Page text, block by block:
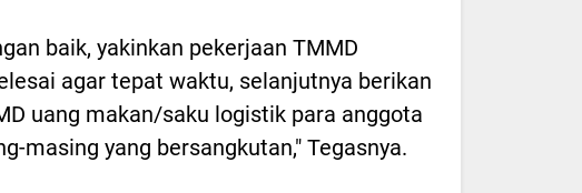
baik, yakinkan pekerjaan TMMD
agar tepat waktu, selanjutnya berikan
uang makan/saku logistik para anggota
masing yang bersangkutan," Tegasnya.